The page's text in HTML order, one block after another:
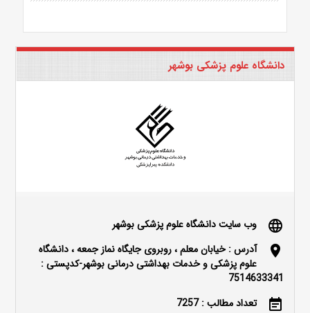
دانشگاه علوم پزشکی بوشهر
language وب سایت دانشگاه علوم پزشکی بوشهر
location_on
آدرس : خیابان معلم ، روبروی جایگاه نماز جمعه ، دانشگاه
علوم پزشکی و خدمات بهداشتی درمانی بوشهر-کدپستی :
7514633341
event_note تعداد مطالب : 7257